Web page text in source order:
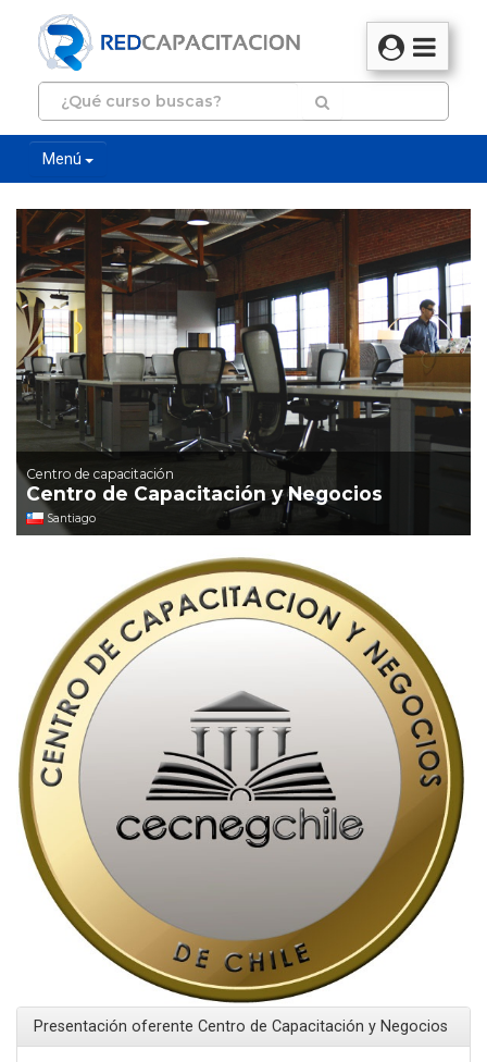
Menú
Centro de capacitación
Centro de Capacitación y Negocios
Santiago
Presentación oferente Centro de Capacitación y Negocios